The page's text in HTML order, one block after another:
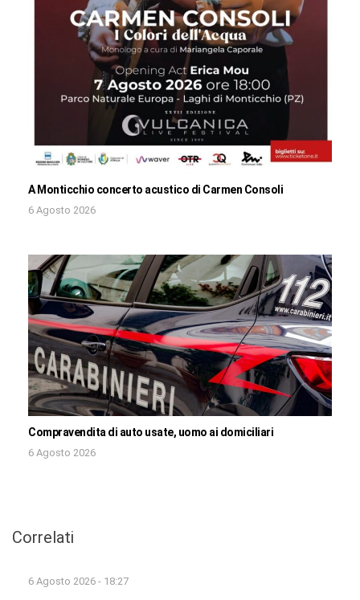
A Monticchio concerto acustico di Carmen Consoli
6 Agosto 2026
Compravendita di auto usate, uomo ai domiciliari
6 Agosto 2026
Correlati
6 Agosto 2026 - 18:27